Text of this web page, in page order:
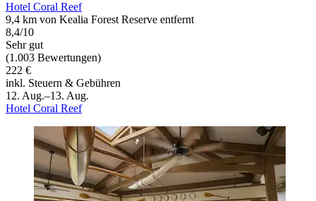
Hotel Coral Reef
9,4 km von Kealia Forest Reserve entfernt
8,4/10
Sehr gut
(1.003 Bewertungen)
222 €
inkl. Steuern & Gebühren
12. Aug.–13. Aug.
Hotel Coral Reef